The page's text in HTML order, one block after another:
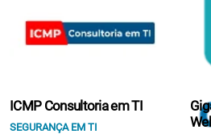
ICMP Consultoria em TI
SEGURANÇA EM TI